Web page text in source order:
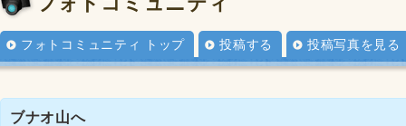
フォトコミュニティ トップ 投稿する 投稿写真を見る
ブナオ山へ